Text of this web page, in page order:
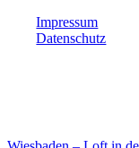
Impressum
Datenschutz